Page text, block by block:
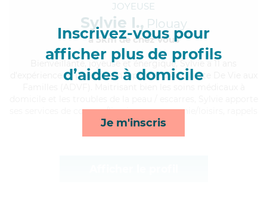
Inscrivez-vous pour
afficher plus de profils
d’aides à domicile
Je m'inscris
JOYEUSE
Sylvie I., Plouay
à 5km de chez Vous
, joyeuse et énergique, Sylvie a 11 ans
d'expérience et possède un diplôme d'Assistante De Vie aux
ses services de courses/livraison, compagnie/loisirs, rappels
et surveillance de nuit*